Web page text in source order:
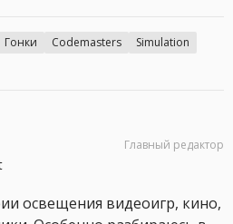
Гонки Codemasters
Simulation
Главный редактор
освещения видеоигр, кино,